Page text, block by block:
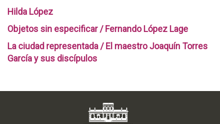
Hilda López
Objetos sin especificar / Fernando López Lage
La ciudad representada / El maestro Joaquín Torres
García y sus discípulos